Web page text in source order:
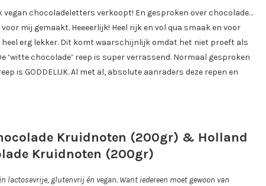
chocoladeletters verkoopt! En gesproken over chocolade…
mij gemaakt. Heeeerlijk! Heel rijk en vol qua smaak en voor
heel erg lekker. Dit komt waarschijnlijk omdat het niet proeft als
‘witte chocolade’ reep is super verrassend. Normaal gesproken
is GODDELIJK. Al met al, absolute aanraders deze repen en
Kruidnoten (200gr) & Holland
Kruidnoten (200gr)
lactosevrije, glutenvrij én vegan. Want iedereen moet gewoon van